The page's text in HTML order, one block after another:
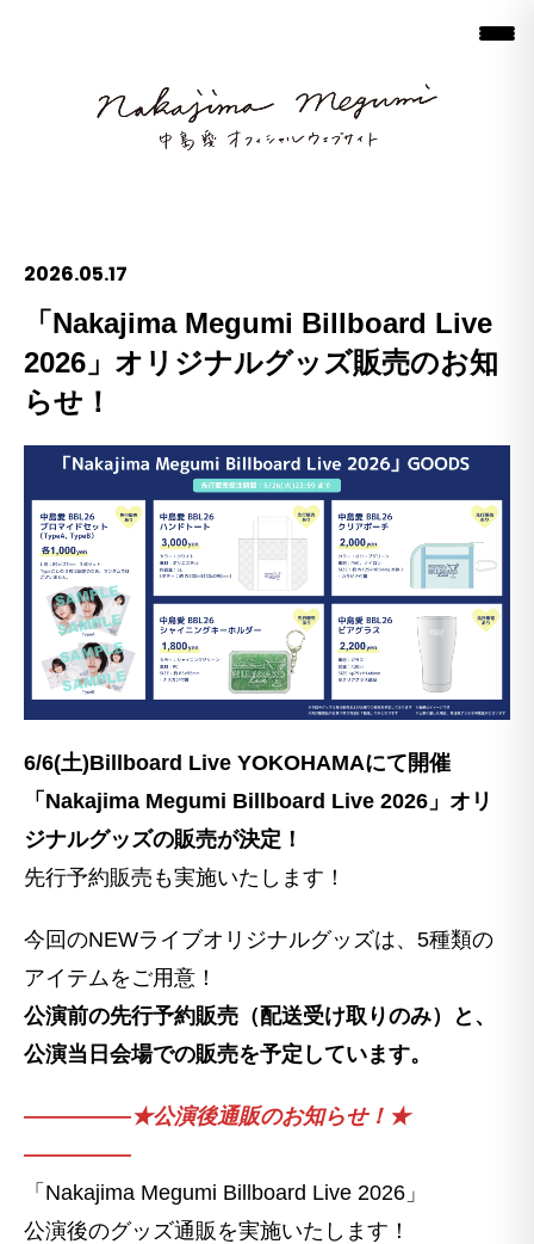
2026.05.17
「Nakajima Megumi Billboard Live
2026」オリジナルグッズ販売のお知
らせ！
6/6(土)Billboard Live YOKOHAMAにて開催
「Nakajima Megumi Billboard Live 2026」オリ
ジナルグッズの販売が決定！
先行予約販売も実施いたします！
今回のNEWライブオリジナルグッズは、5種類の
アイテムをご用意！
公演前の先行予約販売（配送受け取りのみ）と、
公演当日会場での販売を予定しています。
—————★公演後通販のお知らせ！★
—————
「Nakajima Megumi Billboard Live 2026」
公演後のグッズ通販を実施いたします！